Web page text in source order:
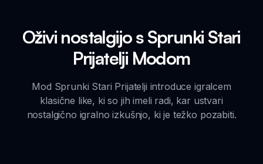
Oživi nostalgijo s Sprunki Stari
Prijatelji Modom
Mod Sprunki Stari Prijatelji introduce igralcem
klasične like, ki so jih imeli radi, kar ustvari
nostalgično igralno izkušnjo, ki je težko pozabiti.